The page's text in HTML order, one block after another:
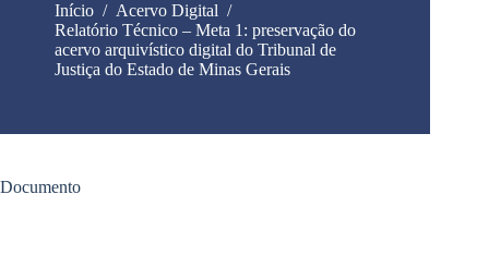
Início / Acervo Digital /
Relatório Técnico – Meta 1: preservação do
acervo arquivístico digital do Tribunal de
Justiça do Estado de Minas Gerais
Documento